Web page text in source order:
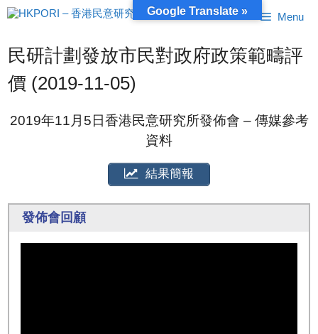
跳
至
容
Menu
民研計劃發放市民對政府政策範疇評
價 (2019-11-05)
2019年11月5日香港民意研究所發佈會 – 傳媒參考
資料
結果簡報
發佈會回顧
Google Translate »